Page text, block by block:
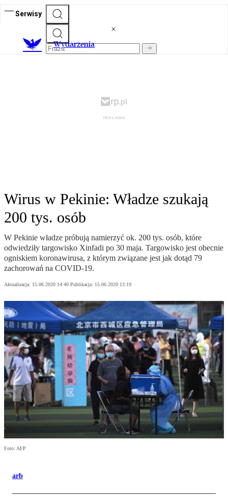
Serwisy
Wydarzenia
Wirus w Pekinie: Władze szukają
200 tys. osób
W Pekinie władze próbują namierzyć ok. 200 tys. osób, które
odwiedziły targowisko Xinfadi po 30 maja. Targowisko jest obecnie
ogniskiem koronawirusa, z którym związane jest jak dotąd 79
zachorowań na COVID-19.
Aktualizacja: 15.06.2020 14:40 Publikacja: 15.06.2020 13:19
Foto: AFP
arb